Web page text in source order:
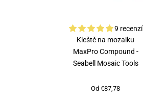
9 recenzí
Kleště na mozaiku
MaxPro Compound -
Seabell Mosaic Tools
Od €87,78